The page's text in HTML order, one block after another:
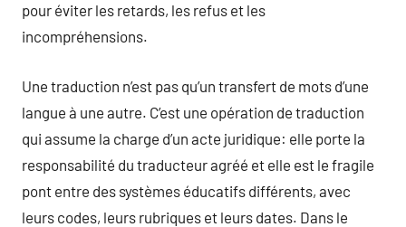
pour éviter les retards, les refus et les
incompréhensions.
Une traduction n’est pas qu’un transfert de mots d’une
langue à une autre. C’est une opération de traduction
qui assume la charge d’un acte juridique: elle porte la
responsabilité du traducteur agréé et elle est le fragile
pont entre des systèmes éducatifs différents, avec
leurs codes, leurs rubriques et leurs dates. Dans le